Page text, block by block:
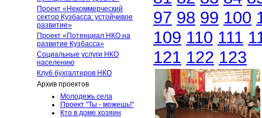
Проект «Некоммерческий
сектор Кузбасса: устойчивое
развитие»
Проект «Потенциал НКО на
развитие Кузбасса»
Социальные услуги НКО
населению
Клуб бухгалтеров НКО
Архив проектов
Молодежь села
Проект "Ты - можешь!"
Кто в доме хозяин
97 98 99 100
109 110 111
121 122 123